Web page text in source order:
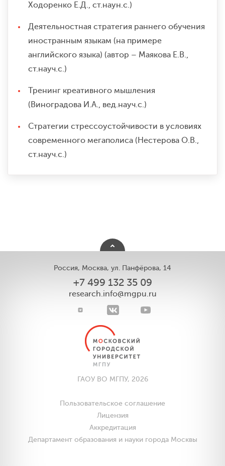
Ходоренко Е.Д., ст.наун.с.)
Деятельностная стратегия раннего обучения
иностранным языкам (на примере
английского языка) (автор – Маякова Е.В.,
ст.науч.с.)
Тренинг креативного мышления
(Виноградова И.А., вед.науч.с.)
Стратегии стрессоустойчивости в условиях
современного мегаполиса (Нестерова О.В.,
ст.науч.с.)
Россия, Москва, ул. Панфёрова, 14
+7 499 132 35 09
research.info@mgpu.ru
ГАОУ ВО МГПУ, 2026
Пользовательское соглашение
Лицензия
Аккредитация
Департамент образования и науки города Москвы